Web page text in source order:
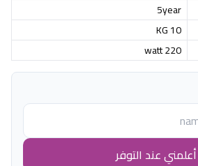
5year
10 KG
220 watt
أعلمني عند التوفر